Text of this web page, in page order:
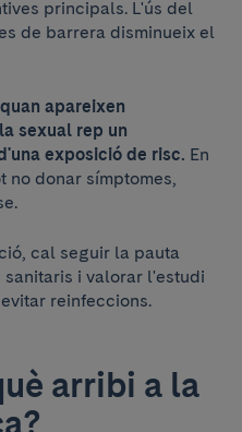
principals. L'ús del
de barrera disminueix el
apareixen
sexual rep un
exposició de risc. En
donar símptomes,
cal seguir la pauta
i valorar l'estudi
reinfeccions.
arribi a la